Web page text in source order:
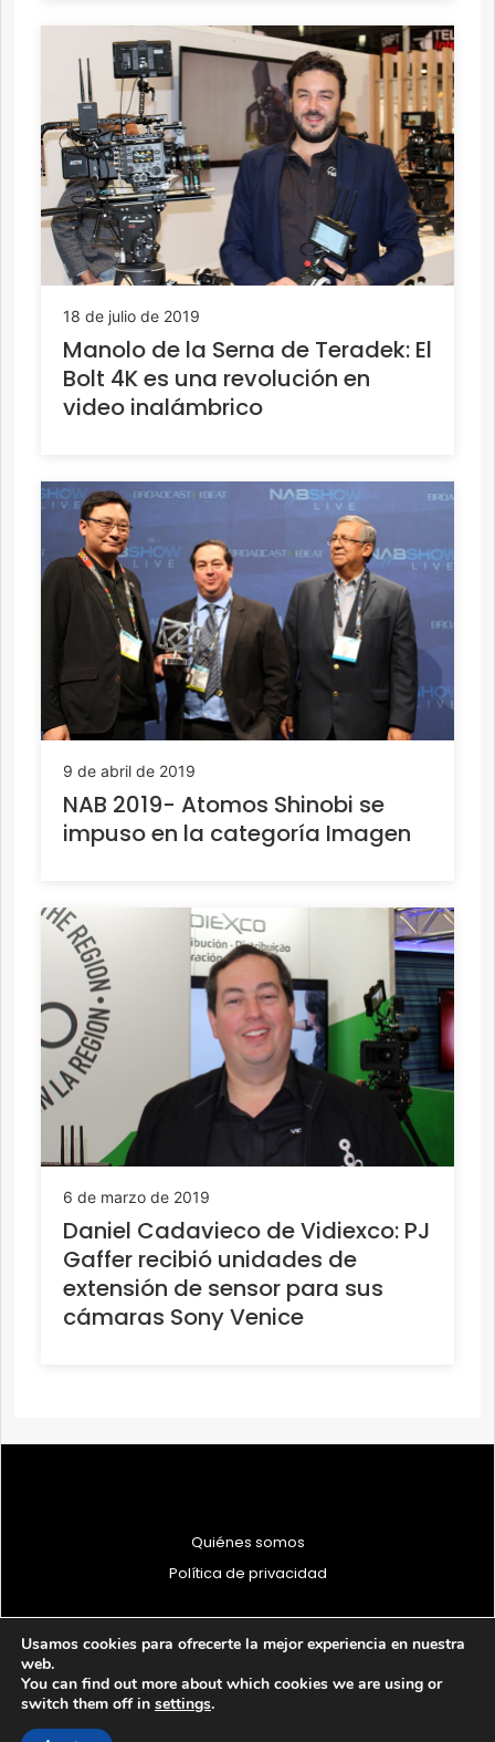
18 de julio de 2019
Manolo de la Serna de Teradek: El
Bolt 4K es una revolución en
video inalámbrico
9 de abril de 2019
NAB 2019- Atomos Shinobi se
impuso en la categoría Imagen
6 de marzo de 2019
Daniel Cadavieco de Vidiexco: PJ
Gaffer recibió unidades de
extensión de sensor para sus
cámaras Sony Venice
Quiénes somos
Política de privacidad
© 1997 - 2026 PRODU - Todos los derechos reservados
Usamos cookies para ofrecerte la mejor experiencia en nuestra
web.
You can find out more about which cookies we are using or
switch them off in settings.